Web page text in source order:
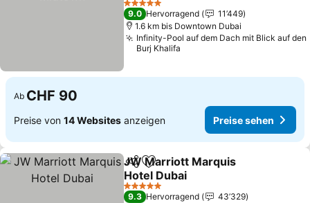
5 Sterne
9.0 Hervorragend
11’449
1.6 km bis Downtown Dubai
Infinity-Pool auf dem Dach mit Blick auf den
Burj Khalifa
Ab CHF 90
Preise von 14 Websites anzeigen Preise sehen
TeilenZu Favoriten hinzufügen
JW Marriott Marquis
Hotel Dubai
5 Sterne
9.3 Hervorragend
43’329